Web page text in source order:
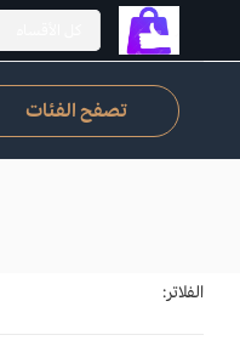
تصفح الفئات
الفلاتر: